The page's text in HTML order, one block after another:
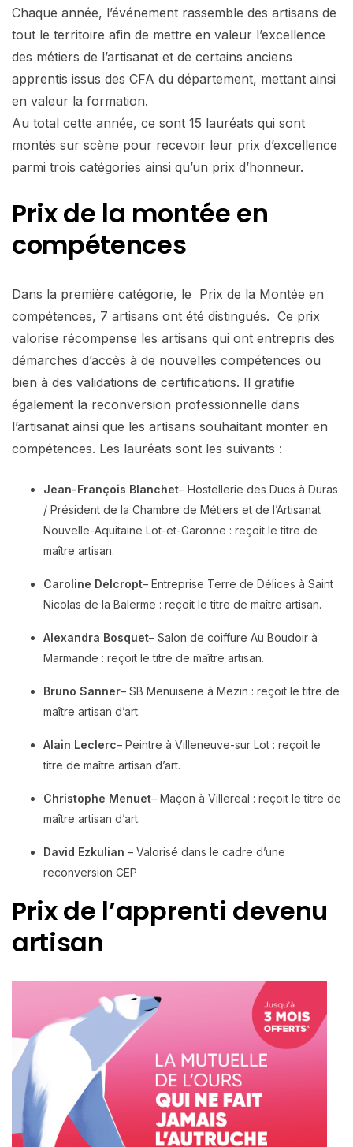
Chaque année, l’événement rassemble des artisans de
tout le territoire afin de mettre en valeur l’excellence
des métiers de l’artisanat et de certains anciens
apprentis issus des CFA du département, mettant ainsi
en valeur la formation.
Au total cette année, ce sont 15 lauréats qui sont
montés sur scène pour recevoir leur prix d’excellence
parmi trois catégories ainsi qu’un prix d’honneur.
Prix de la montée en
compétences
Dans la première catégorie, le Prix de la Montée en
compétences, 7 artisans ont été distingués. Ce prix
valorise récompense les artisans qui ont entrepris des
démarches d’accès à de nouvelles compétences ou
bien à des validations de certifications. Il gratifie
également la reconversion professionnelle dans
l’artisanat ainsi que les artisans souhaitant monter en
compétences. Les lauréats sont les suivants :
Jean-François Blanchet– Hostellerie des Ducs à Duras
/ Président de la Chambre de Métiers et de l’Artisanat
Nouvelle-Aquitaine Lot-et-Garonne : reçoit le titre de
maître artisan.
Caroline Delcropt– Entreprise Terre de Délices à Saint
Nicolas de la Balerme : reçoit le titre de maître artisan.
Alexandra Bosquet– Salon de coiffure Au Boudoir à
Marmande : reçoit le titre de maître artisan.
Bruno Sanner– SB Menuiserie à Mezin : reçoit le titre de
maître artisan d’art.
Alain Leclerc– Peintre à Villeneuve-sur Lot : reçoit le
titre de maître artisan d’art.
Christophe Menuet– Maçon à Villereal : reçoit le titre de
maître artisan d’art.
David Ezkulian – Valorisé dans le cadre d’une
reconversion CEP
Prix de l’apprenti devenu
artisan